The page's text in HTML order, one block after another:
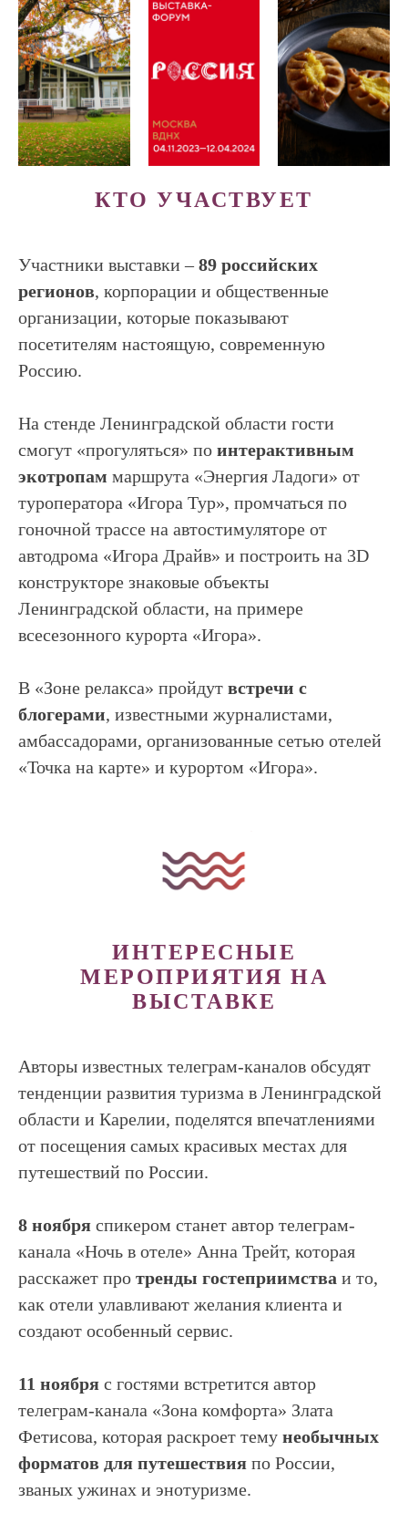
КТО УЧАСТВУЕТ
Участники выставки –89 российских
регионов, корпорации и общественные
организации, которые показывают
посетителям настоящую, современную
Россию.
На стенде Ленинградской области гости
смогут «прогуляться» по интерактивным
экотропам маршрута «Энергия Ладоги» от
туроператора «Игора Тур», промчаться по
гоночной трассе на автостимуляторе от
автодрома «Игора Драйв» и построить на 3D
конструкторе знаковые объекты
Ленинградской области, на примере
всесезонного курорта «Игора».
В «Зоне релакса» пройдут встречи с
блогерами, известными журналистами,
амбассадорами, организованные сетью отелей
«Точка на карте» и курортом «Игора».
ИНТЕРЕСНЫЕ
МЕРОПРИЯТИЯ НА
ВЫСТАВКЕ
Авторы известных телеграм-каналов обсудят
тенденции развития туризма в Ленинградской
области и Карелии, поделятся впечатлениями
от посещения самых красивых местах для
путешествий по России.
8 ноября спикером станет автор телеграм-
канала «Ночь в отеле» Анна Трейт, которая
расскажет про тренды гостеприимства и то,
как отели улавливают желания клиента и
создают особенный сервис.
11 ноября с гостями встретится автор
телеграм-канала «Зона комфорта» Злата
Фетисова, которая раскроет тему необычных
форматов для путешествия по России,
званых ужинах и энотуризме.